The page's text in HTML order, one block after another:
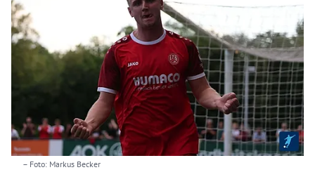
– Foto: Markus Becker